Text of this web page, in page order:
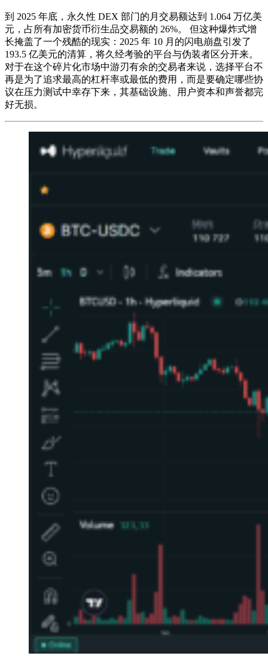
到 2025 年底，永久性 DEX 部门的月交易额达到 1.064 万亿美
元，占所有加密货币衍生品交易额的 26%。 但这种爆炸式增
长掩盖了一个残酷的现实：2025 年 10 月的闪电崩盘引发了
193.5 亿美元的清算，将久经考验的平台与伪装者区分开来。
对于在这个碎片化市场中游刃有余的交易者来说，选择平台不
再是为了追求最高的杠杆率或最低的费用，而是要确定哪些协
议在压力测试中幸存下来，其基础设施、用户资本和声誉都完
好无损。